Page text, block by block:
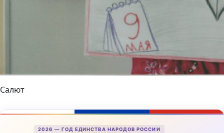
Салют
2026 — ГОД ЕДИНСТВА НАРОДОВ РОССИИ